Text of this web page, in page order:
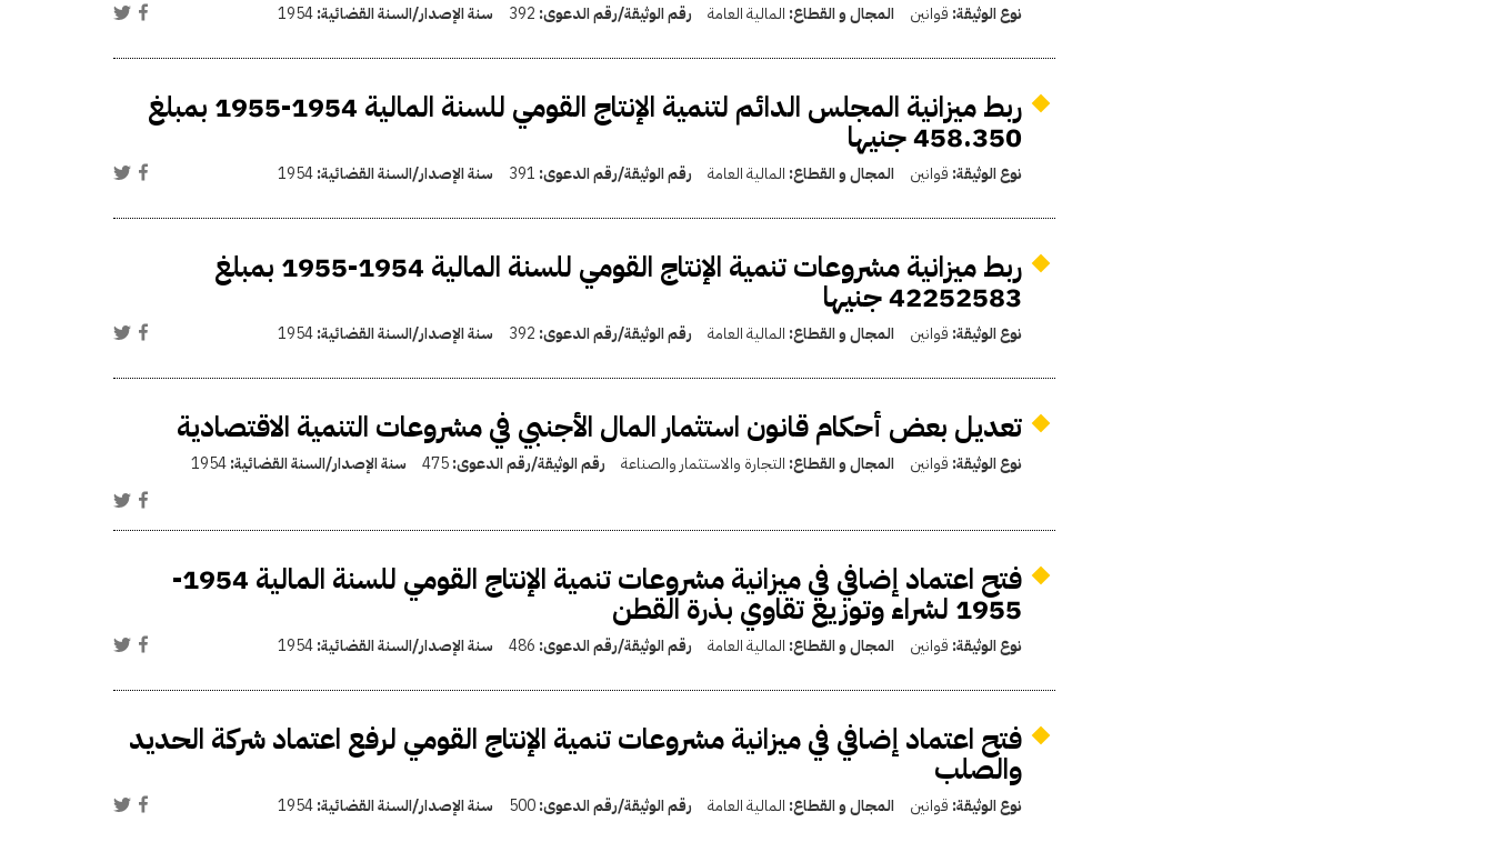
نوع الوثيقة: قوانين المجال و القطاع: المالية العامة رقم الوثيقة/رقم الدعوى: 392 سنة الإصدار/السنة القضائية:1954
ربط ميزانية المجلس الدائم لتنمية الإنتاج القومي للسنة المالية 1954-1955 بمبلغ
458.350 جنيها
نوع الوثيقة: قوانين المجال و القطاع: المالية العامة رقم الوثيقة/رقم الدعوى: 391 سنة الإصدار/السنة القضائية:1954
ربط ميزانية مشروعات تنمية الإنتاج القومي للسنة المالية 1954-1955 بمبلغ
42252583 جنيها
نوع الوثيقة: قوانين المجال و القطاع: المالية العامة رقم الوثيقة/رقم الدعوى: 392 سنة الإصدار/السنة القضائية:1954
تعديل بعض أحكام قانون استثمار المال الأجنبي في مشروعات التنمية الاقتصادية
نوع الوثيقة: قوانين المجال و القطاع: التجارة والاستثمار والصناعة رقم الوثيقة/رقم الدعوى:475 سنة الإصدار/السنة القضائية:1954
فتح اعتماد إضافي في ميزانية مشروعات تنمية الإنتاج القومي للسنة المالية 1954-
1955 لشراء وتوزيع تقاوي بذرة القطن
نوع الوثيقة: قوانين المجال و القطاع: المالية العامة رقم الوثيقة/رقم الدعوى: 486 سنة الإصدار/السنة القضائية:1954
فتح اعتماد إضافي في ميزانية مشروعات تنمية الإنتاج القومي لرفع اعتماد شركة الحديد
والصلب
نوع الوثيقة: قوانين المجال و القطاع: المالية العامة رقم الوثيقة/رقم الدعوى:500 سنة الإصدار/السنة القضائية:1954